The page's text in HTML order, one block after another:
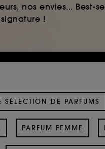
nos envies... Best-
!
DE PARFUMS
PARFUM FEMME